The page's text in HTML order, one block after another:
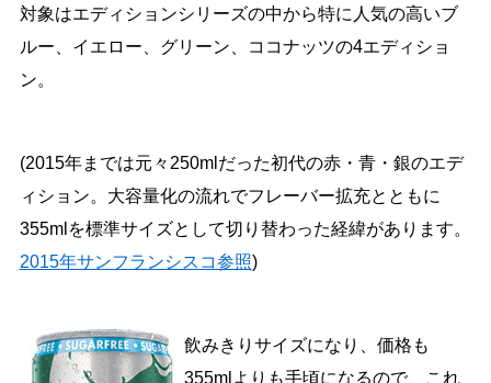
対象はエディションシリーズの中から特に人気の高いブ
ルー、イエロー、グリーン、ココナッツの4エディショ
ン。
(2015年までは元々250mlだった初代の赤・青・銀のエデ
ィション。大容量化の流れでフレーバー拡充とともに
355mlを標準サイズとして切り替わった経緯があります。
2015年サンフランシスコ参照)
飲みきりサイズになり、価格も
355mlよりも手頃になるので、これ